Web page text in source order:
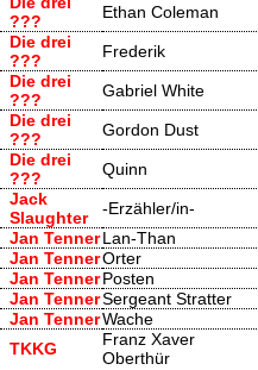
???
Ethan Coleman
Die drei
???
Frederik
Die drei
???
Gabriel White
Die drei
???
Gordon Dust
Die drei
???
Quinn
Jack
Slaughter
-Erzähler/in-
Jan TennerLan-Than
Jan TennerOrter
Jan TennerPosten
Jan TennerSergeant Stratter
Jan TennerWache
TKKG
Franz Xaver
Oberthür